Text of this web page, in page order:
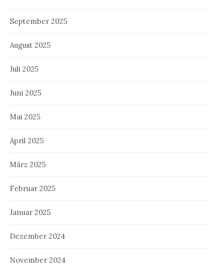
September 2025
August 2025
Juli 2025
Juni 2025
Mai 2025
April 2025
März 2025
Februar 2025
Januar 2025
Dezember 2024
November 2024